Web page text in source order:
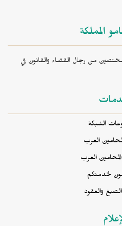
المملكة
للمختصين من رجال القضاء والقانون في
الشبكة
العرب
العرب
لخدمتكم
والعقود